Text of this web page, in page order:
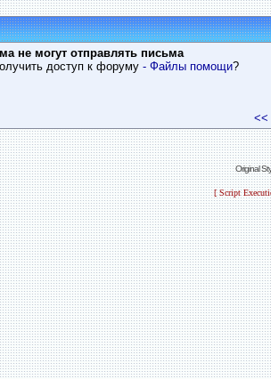
не могут отправлять письма
доступ к форуму - Файлы помощи?
<<
Original
[ Script